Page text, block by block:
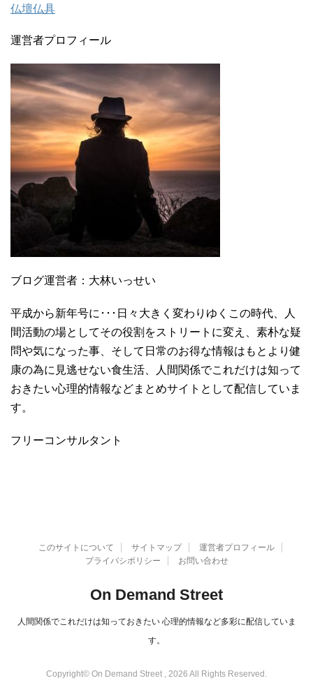
仏壇仏具
運営者プロフィール
ブログ運営者：大林いっせい
平成から新年号に･･･日々大きく変わりゆくこの時代、人
間活動の場としてその役割をストリートに変え、素朴な疑
問や気になった事、そして日常のお得な情報はもとより健
康の為に見逃せない食生活、人間関係でこれだけは知って
おきたい心理的情報などまとめサイトとして配信していま
す。
フリーコンサルタント
このサイトについて サイトマップ
運営者プロフィール
プライバシポリシー
お問い合わせ
On Demand Street
人間関係でこれだけは知っておきたい 心理的情報など多彩に配信していま
す。
Copyright© On Demand Street , 2026 All Rights Reserved.